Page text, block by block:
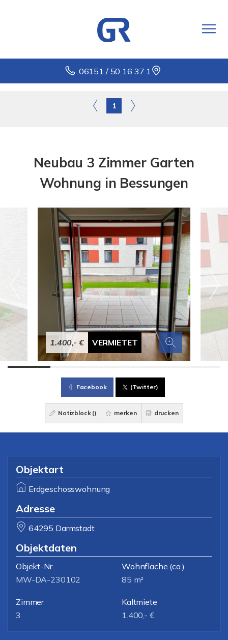
06151 / 50 16 37 1
1
Neubau 3 Zimmer Garten
Wohnung in Bessungen
1.400,- € VERMIETET
Facebook (Twitter)
Notizblock () merken drucken
Objektart
Erdgeschosswohnung
Adresse
64295 Darmstadt
Objektdaten
Objekt-Nr.
MW-DA-230102
Wohnfläche (ca.)
85 m²
Zimmer
3
Kaltmiete
1.400,- €